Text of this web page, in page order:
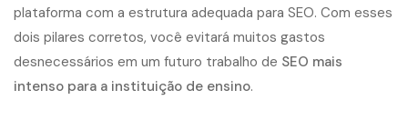
plataforma com a estrutura adequada para SEO. Com esses
dois pilares corretos, você evitará muitos gastos
desnecessários em um futuro trabalho de SEO mais
intenso para a instituição de ensino.